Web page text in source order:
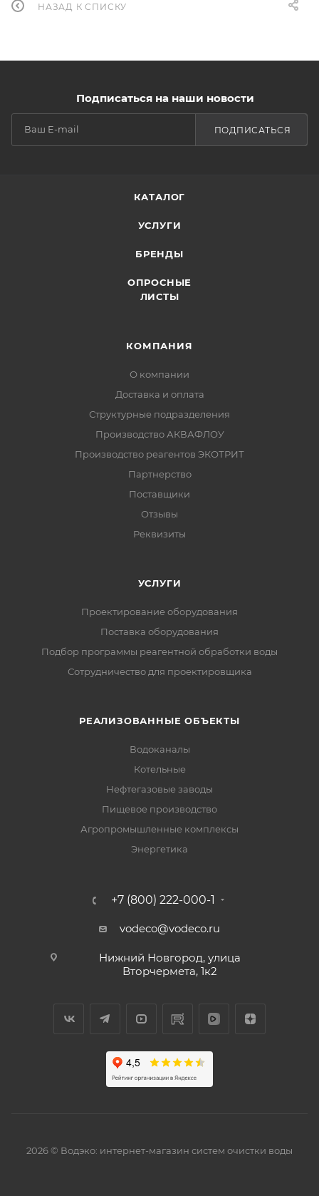
НАЗАД К СПИСКУ
Подписаться на наши новости
ПОДПИСАТЬСЯ
КАТАЛОГ
УСЛУГИ
БРЕНДЫ
ОПРОСНЫЕ
ЛИСТЫ
КОМПАНИЯ
О компании
Доставка и оплата
Структурные подразделения
Производство АКВАФЛОУ
Производство реагентов ЭКОТРИТ
Партнерство
Поставщики
Отзывы
Реквизиты
УСЛУГИ
Проектирование оборудования
Поставка оборудования
Подбор программы реагентной обработки воды
Сотрудничество для проектировщика
РЕАЛИЗОВАННЫЕ ОБЪЕКТЫ
Водоканалы
Котельные
Нефтегазовые заводы
Пищевое производство
Агропромышленные комплексы
Энергетика
+7 (800) 222-000-1
vodeco@vodeco.ru
Нижний Новгород, улица
Вторчермета, 1к2
2026 © Водэко: интернет-магазин систем очистки воды